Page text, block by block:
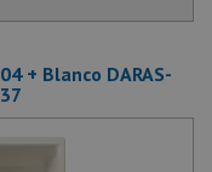
+ Blanco DARAS-